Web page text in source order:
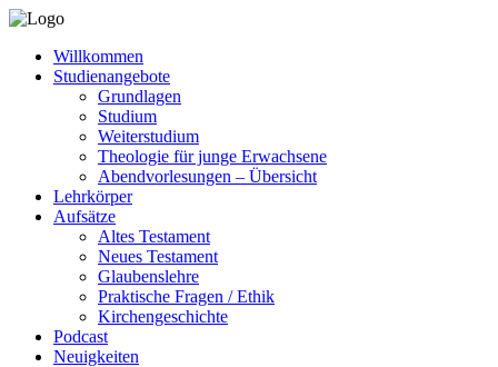
Willkommen
Studienangebote
Grundlagen
Studium
Weiterstudium
Theologie für junge Erwachsene
Abendvorlesungen – Übersicht
Lehrkörper
Aufsätze
Altes Testament
Neues Testament
Glaubenslehre
Praktische Fragen / Ethik
Kirchengeschichte
Podcast
Neuigkeiten